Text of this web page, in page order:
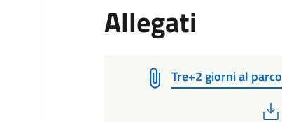
Allegati
Tre+2 giorni al parco